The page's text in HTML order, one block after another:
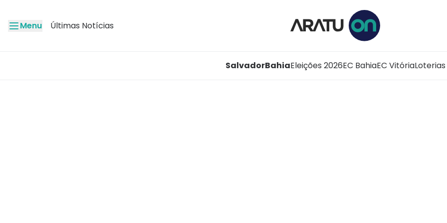
Menu Últimas Notícias
SalvadorBahiaEleições 2026EC BahiaEC VitóriaLoterias